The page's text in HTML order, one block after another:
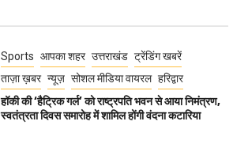
Sports आपका शहर उत्तराखंड ट्रेंडिंग खबरें
ताज़ा ख़बर न्यूज़ सोशल मीडिया वायरल हरिद्वार
हॉकी की ‘हैट्रिक गर्ल’ को राष्ट्रपति भवन से आया निमंत्रण,
स्वतंत्रता दिवस समारोह में शामिल होंगी वंदना कटारिया